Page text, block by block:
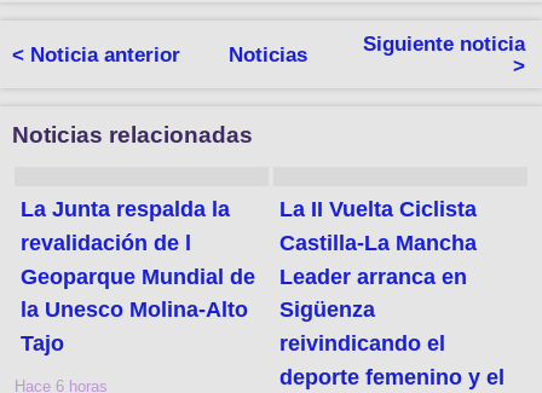
< Noticia anterior Noticias
Siguiente noticia
>
Noticias relacionadas
La Junta respalda la
revalidación de l
Geoparque Mundial de
la Unesco Molina-Alto
Tajo
Hace 6 horas
La II Vuelta Ciclista
Castilla-La Mancha
Leader arranca en
Sigüenza
reivindicando el
deporte femenino y el